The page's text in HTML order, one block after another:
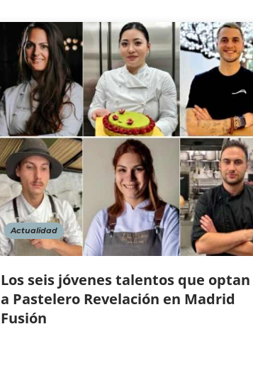
Actualidad
Los seis jóvenes talentos que optan
a Pastelero Revelación en Madrid
Fusión